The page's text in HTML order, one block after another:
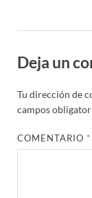
Deja un
Tu dirección de
campos
COMENTARIO *